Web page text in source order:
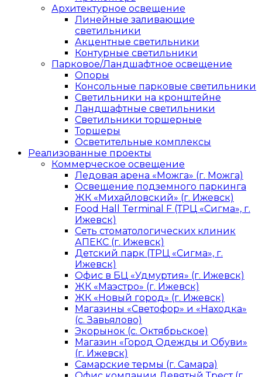
Архитектурное освещение
Линейные заливающие
светильники
Акцентные светильники
Контурные светильники
Парковое/Ландшафтное освещение
Опоры
Консольные парковые светильники
Светильники на кронштейне
Ландшафтные светильники
Светильники торшерные
Торшеры
Осветительные комплексы
Реализованные проекты
Коммерческое освещение
Ледовая арена «Можга» (г. Можга)
Освещение подземного паркинга
ЖК «Михайловский» (г. Ижевск)
Food Hall Terminal F (ТРЦ «Сигма», г.
Ижевск)
Сеть стоматологических клиник
АПЕКС (г. Ижевск)
Детский парк (ТРЦ «Сигма», г.
Ижевск)
Офис в БЦ «Удмуртия» (г. Ижевск)
ЖК «Маэстро» (г. Ижевск)
ЖК «Новый город» (г. Ижевск)
Магазины «Светофор» и «Находка»
(с. Завьялово)
Экорынок (с. Октябрьское)
Магазин «Город Одежды и Обуви»
(г. Ижевск)
Самарские термы (г. Самара)